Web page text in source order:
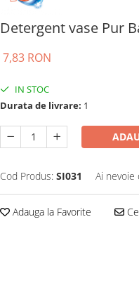
Detergent vase Pur
7,83 RON
IN STOC
Durata de livrare: 1
Cod Produs: SI031 Ai nevoie
Adauga la Favorite